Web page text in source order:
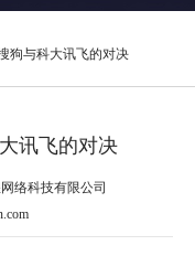
狗与科大讯飞的对决
讯飞的对决
络科技有限公司